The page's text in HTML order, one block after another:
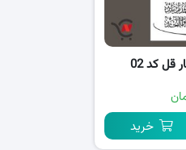
قل کد 02
خرید